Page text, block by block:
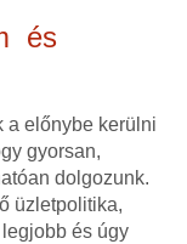
és
a előnybe kerülni
gyorsan,
dolgozunk.
üzletpolitika,
és úgy